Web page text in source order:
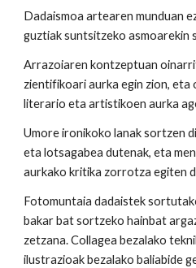
Dadaismoa artearen munduan
guztiak suntsitzeko asmoarekin
Arrazoiaren kontzeptuan
zientifikoari aurka egin zion,
literario eta artistikoen aurka
Umore ironikoko lanak sortzen
eta lotsagabea dutenak, eta
aurkako kritika zorrotza egiten
Fotomuntaia dadaistek
bakar bat sortzeko hainbat
zetzana. Collagea bezalako
ilustrazioak bezalako baliabide